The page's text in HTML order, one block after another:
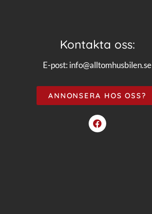
Kontakta oss:
E-post: info@alltomhusbilen.se
ANNONSERA HOS OSS?